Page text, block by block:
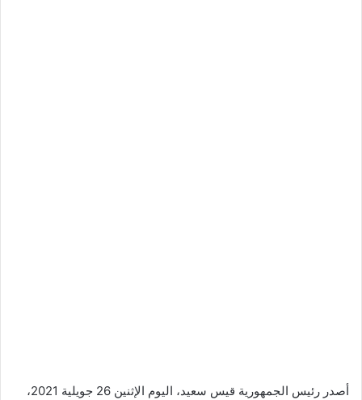
أصدر رئيس الجمهورية قيس سعيد، اليوم الإثنين 26 جويلية 2021،